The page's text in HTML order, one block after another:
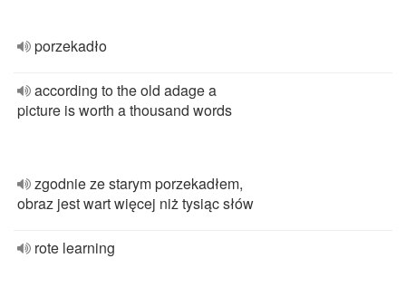
porzekadło
according to the old adage a
picture is worth a thousand words
zgodnie ze starym porzekadłem,
obraz jest wart więcej niż tysiąc słów
rote learning